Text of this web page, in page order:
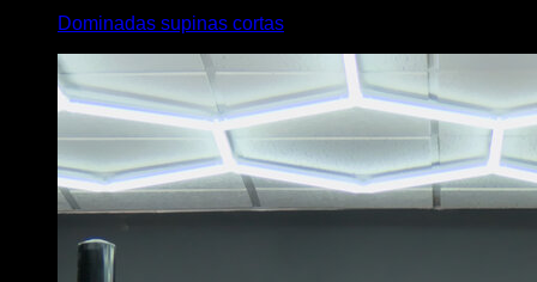
Dominadas supinas cortas